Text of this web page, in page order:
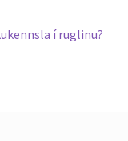
í ruglinu?